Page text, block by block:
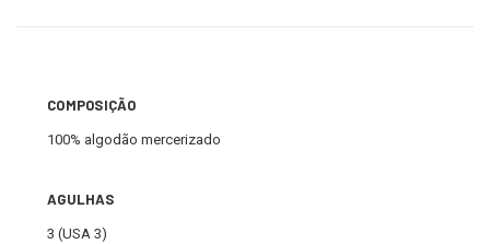
COMPOSIÇÃO
100% algodão mercerizado
AGULHAS
3 (USA 3)